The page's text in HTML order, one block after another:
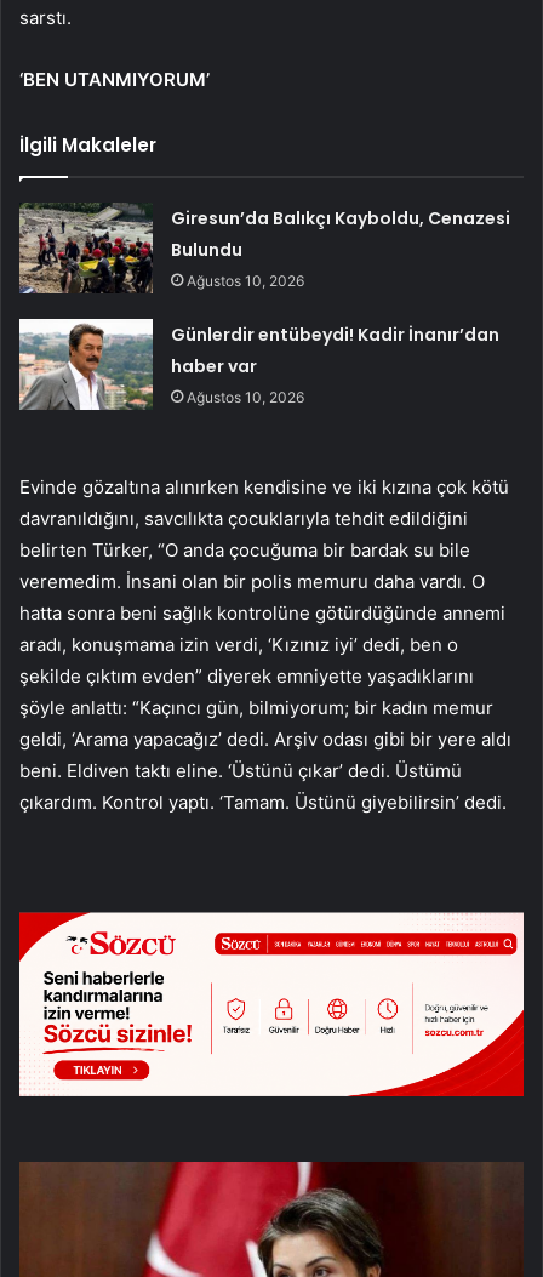
sarstı.
‘BEN UTANMIYORUM’
İlgili Makaleler
Giresun’da Balıkçı Kayboldu, Cenazesi
Bulundu
Ağustos 10, 2026
Günlerdir entübeydi! Kadir İnanır’dan
haber var
Ağustos 10, 2026
Evinde gözaltına alınırken kendisine ve iki kızına çok kötü
davranıldığını, savcılıkta çocuklarıyla tehdit edildiğini
belirten Türker, “O anda çocuğuma bir bardak su bile
veremedim. İnsani olan bir polis memuru daha vardı. O
hatta sonra beni sağlık kontrolüne götürdüğünde annemi
aradı, konuşmama izin verdi, ‘Kızınız iyi’ dedi, ben o
şekilde çıktım evden” diyerek emniyette yaşadıklarını
şöyle anlattı: “Kaçıncı gün, bilmiyorum; bir kadın memur
geldi, ‘Arama yapacağız’ dedi. Arşiv odası gibi bir yere aldı
beni. Eldiven taktı eline. ‘Üstünü çıkar’ dedi. Üstümü
çıkardım. Kontrol yaptı. ‘Tamam. Üstünü giyebilirsin’ dedi.